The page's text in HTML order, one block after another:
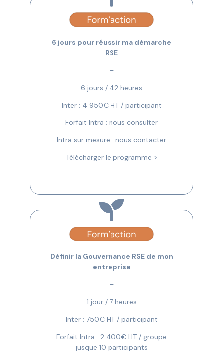
6 jours pour réussir ma démarche
RSE
–
6 jours / 42 heures
Inter : 4 950€ HT / participant
Forfait Intra : nous consulter
Intra sur mesure : nous contacter
Télécharger le programme >
Définir la Gouvernance RSE de mon
entreprise
–
1 jour / 7 heures
Inter : 750€ HT / participant
Forfait Intra : 2 400€ HT / groupe
jusque 10 participants